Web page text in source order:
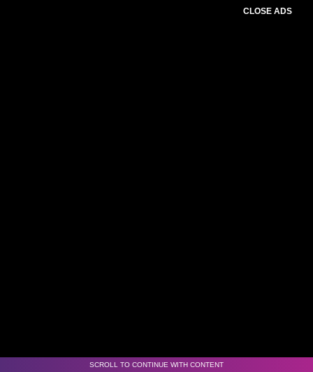
CLOSE ADS
SCROLL TO CONTINUE WITH CONTENT